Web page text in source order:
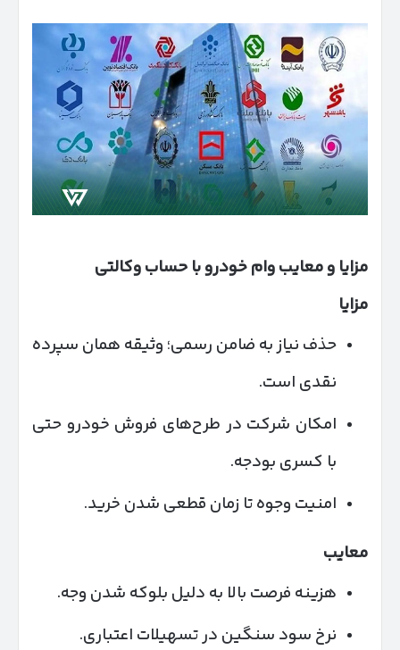
مزایا و معایب وام خودرو با حساب وکالتی
مزایا
حذف نیاز به ضامن رسمی؛ وثیقه همان سپرده
نقدی است.
امکان شرکت در طرح‌های فروش خودرو حتی
با کسری بودجه.
امنیت وجوه تا زمان قطعی شدن خرید.
معایب
هزینه فرصت بالا به دلیل بلوکه شدن وجه.
نرخ سود سنگین در تسهیلات اعتباری.